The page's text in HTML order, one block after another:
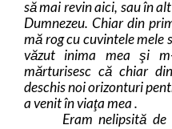
să mai revin aici, sau în
Dumnezeu. Chiar din
mă rog cu cuvintele mele
văzut inima mea şi
mărturisesc că chiar
deschis noi orizonturi
a venit în viaţa mea .
Eram nelipsită